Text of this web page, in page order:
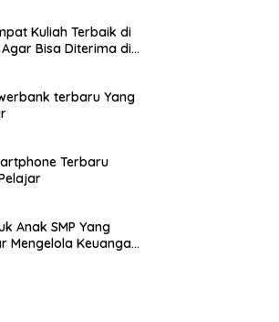
Kuliah Terbaik di
Bisa Diterima di
terbaru Yang
Terbaru
Anak SMP Yang
Mengelola Keuangan